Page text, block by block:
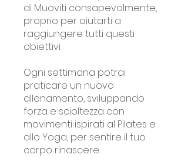
di Muoviti consapevolmente,
proprio per aiutarti a
raggiungere tutti questi
obiettivi.
Ogni settimana potrai
praticare un nuovo
allenamento, sviluppando
forza e scioltezza con
movimenti ispirati al Pilates e
allo Yoga, per sentire il tuo
corpo rinascere.